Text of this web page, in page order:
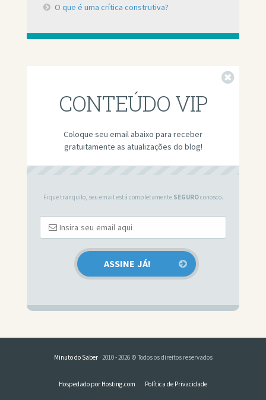
O que é uma crítica construtiva?
CONTEÚDO VIP
Coloque seu email abaixo para receber
gratuitamente as atualizações do blog!
Fique tranquilo, seu email está completamente SEGUROconosco.
Minuto do Saber· 2010 - 2026 © Todos os direitos reservados
Hospedado por Hosting.com Política de Privacidade